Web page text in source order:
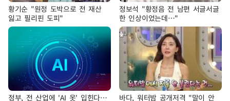
황기순 "원정 도박으로 전 재산
잃고 필리핀 도피"
정보석 "황정음 전 남편 서글서글
한 인상이었는데…"
정부, 전 산업에 'AI 옷' 입힌다… 바다, 워터밤 공개저격 "말이 안